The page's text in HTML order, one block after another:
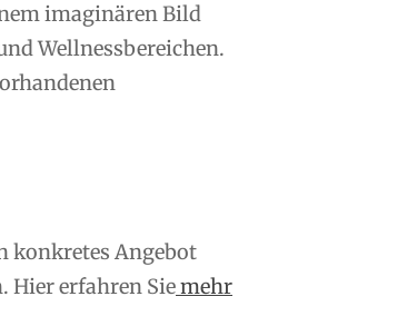
imaginären Bild
Wellnessbereichen.
konkretes Angebot
Hier erfahren Siemehr